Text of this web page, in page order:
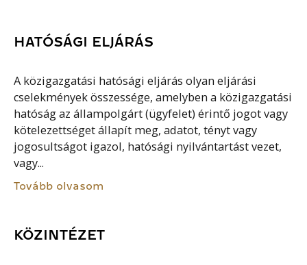
HATÓSÁGI ELJÁRÁS
A közigazgatási hatósági eljárás olyan eljárási
cselekmények összessége, amelyben a közigazgatási
hatóság az állampolgárt (ügyfelet) érintő jogot vagy
kötelezettséget állapít meg, adatot, tényt vagy
jogosultságot igazol, hatósági nyilvántartást vezet,
vagy...
Tovább olvasom
KÖZINTÉZET